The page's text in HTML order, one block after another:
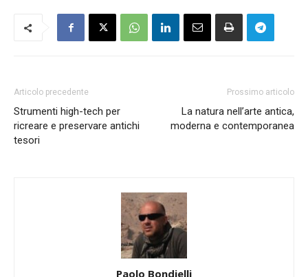
Articolo precedente
Strumenti high-tech per
ricreare e preservare antichi
tesori
Prossimo articolo
La natura nell’arte antica,
moderna e contemporanea
Paolo Bondielli